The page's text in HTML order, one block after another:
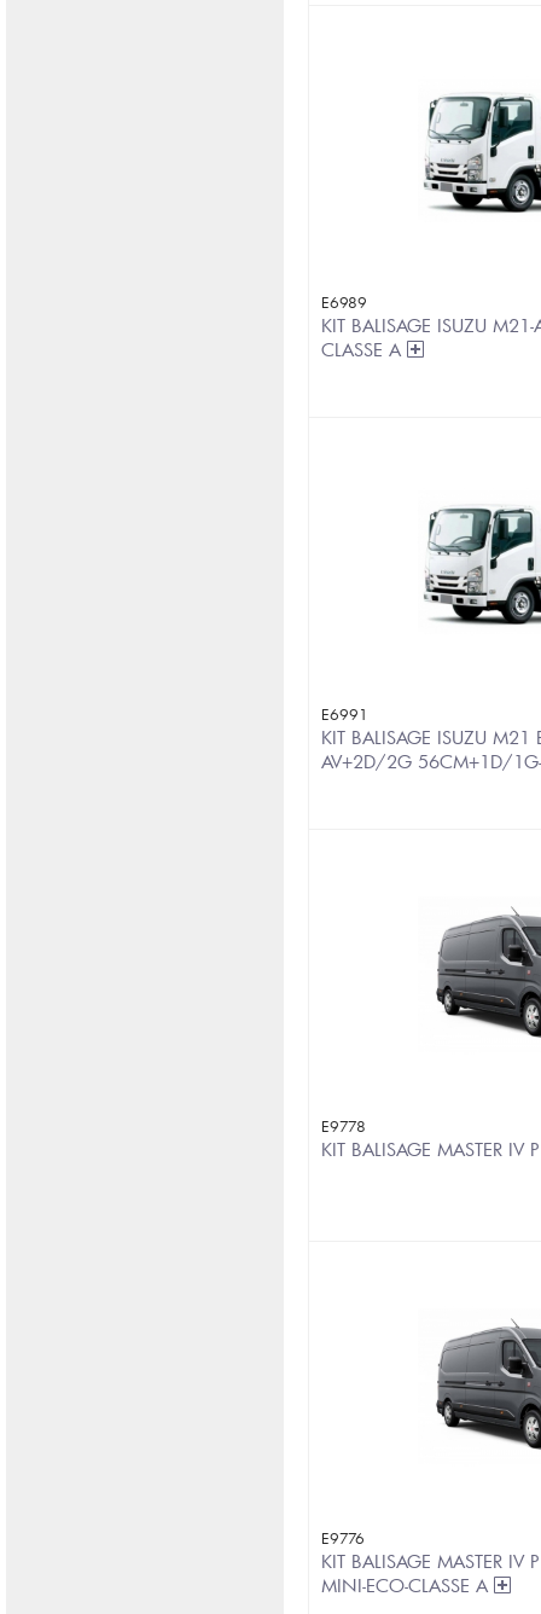
E6989
KIT BALISAGE ISUZU M21-
CLASSE A
E6991
KIT BALISAGE ISUZU M21
AV+2D/2G 56CM+1D/
E9778
KIT BALISAGE MASTER IV
E9776
KIT BALISAGE MASTER IV
MINI-ECO-CLASSE A